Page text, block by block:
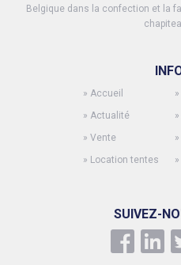
Belgique dans la confection et la
» Accueil
» Actualité
» Vente
» Location tentes
»
»
»
»
SUIVEZ-